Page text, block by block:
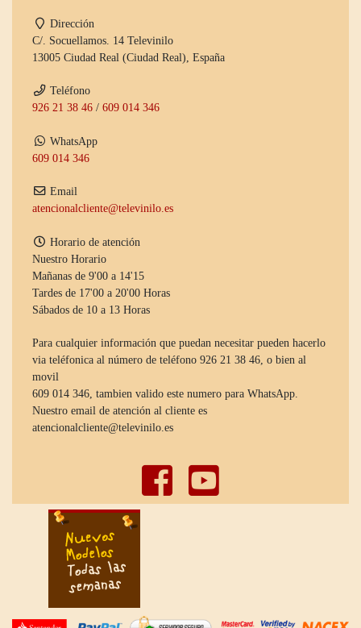
Dirección
C/. Socuellamos. 14 Televinilo
13005 Ciudad Real (Ciudad Real), España
Teléfono
926 21 38 46 /609 014 346
WhatsApp
609 014 346
Email
atencionalcliente@televinilo.es
Horario de atención
Nuestro Horario
Mañanas de 9'00 a 14'15
Tardes de 17'00 a 20'00 Horas
Sábados de 10 a 13 Horas
Para cualquier información que puedan necesitar pueden hacerlo
via teléfonica al número de teléfono 926 21 38 46, o bien al
movil
609 014 346, tambien valido este numero para WhatsApp.
Nuestro email de atención al cliente es
atencionalcliente@televinilo.es